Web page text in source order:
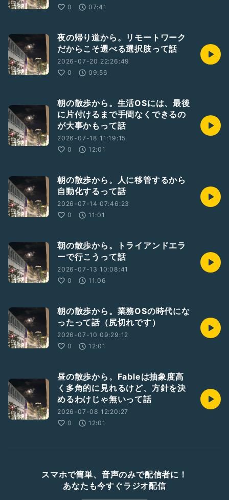
0
07:41
夜の帰り道から。リモートワーク
だからこそ選べる選択肢って話
2026-07-20 22:26:49
0
09:56
朝の散歩から。生活OSには、最後
に片付けるまで手間なくできるの
が大事かもって話
2026-07-18 11:19:15
0
12:01
朝の散歩から。人に移管するから
自動化するって話
2026-07-14 07:46:23
0
11:01
朝の散歩から。トライアンドエラ
ーで行こうって話
2026-07-13 10:08:41
0
11:06
朝の散歩から。業務OSの時代にな
ったって話（尻切れです）
2026-07-10 09:29:12
0
12:01
昼の散歩から。Fableは抽象度高
く多角的に見れるけど、方針を決
めるわけじゃ無いって話
2026-07-08 12:20:27
0
12:01
スマホで簡単、音声のみで配信者に！
あなたも今すぐラジオ配信